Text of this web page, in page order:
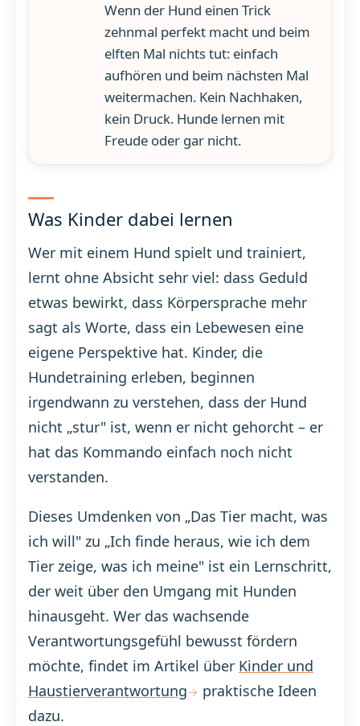
Wenn der Hund einen Trick
zehnmal perfekt macht und beim
elften Mal nichts tut: einfach
aufhören und beim nächsten Mal
weitermachen. Kein Nachhaken,
kein Druck. Hunde lernen mit
Freude oder gar nicht.
Was Kinder dabei lernen
Wer mit einem Hund spielt und trainiert,
lernt ohne Absicht sehr viel: dass Geduld
etwas bewirkt, dass Körpersprache mehr
sagt als Worte, dass ein Lebewesen eine
eigene Perspektive hat. Kinder, die
Hundetraining erleben, beginnen
irgendwann zu verstehen, dass der Hund
nicht „stur" ist, wenn er nicht gehorcht – er
hat das Kommando einfach noch nicht
verstanden.
Dieses Umdenken von „Das Tier macht, was
ich will" zu „Ich finde heraus, wie ich dem
Tier zeige, was ich meine" ist ein Lernschritt,
der weit über den Umgang mit Hunden
hinausgeht. Wer das wachsende
Verantwortungsgefühl bewusst fördern
möchte, findet im Artikel über Kinder und
Haustierverantwortung
praktische Ideen
dazu.